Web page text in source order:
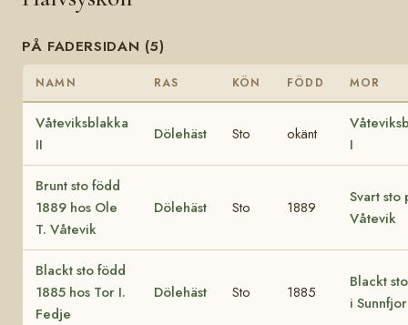
PÅ FADERSIDAN (5)
NAMN RAS KÖN FÖDD MOR
Våteviksblakka
II
Dölehäst Sto okänt
I
Brunt sto född
1889 hos Ole
T. Våtevik
Dölehäst Sto 1889
Svart sto
Våtevik
Blackt sto född
1885 hos Tor I.
Fedje
Dölehäst Sto 1885
Blackt
i